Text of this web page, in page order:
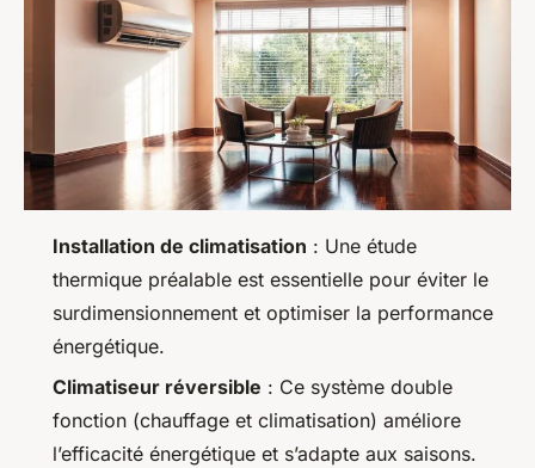
Installation de climatisation : Une étude
thermique préalable est essentielle pour éviter le
surdimensionnement et optimiser la performance
énergétique.
Climatiseur réversible : Ce système double
fonction (chauffage et climatisation) améliore
l’efficacité énergétique et s’adapte aux saisons.